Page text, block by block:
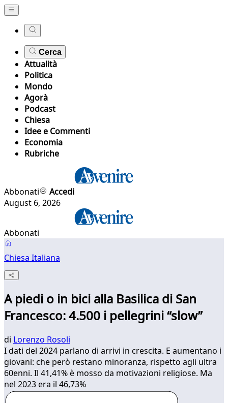
Cerca
Attualità
Politica
Mondo
Agorà
Podcast
Chiesa
Idee e Commenti
Economia
Rubriche
Abbonati
Accedi
August 6, 2026
Abbonati
Chiesa Italiana
A piedi o in bici alla Basilica di San
Francesco: 4.500 i pellegrini “slow”
di Lorenzo Rosoli
I dati del 2024 parlano di arrivi in crescita. E aumentano i
giovani: che però restano minoranza, rispetto agli ultra
60enni. Il 41,41% è mosso da motivazioni religiose. Ma
nel 2023 era il 46,73%